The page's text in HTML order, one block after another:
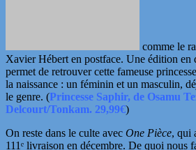
comme le
Xavier Hébert en postface. Une édition en
permet de retrouver cette fameuse
la naissance : un féminin et un masculin,
le genre. (Princesse Saphir, de Osamu
Delcourt/Tonkam. 29,99€)
On reste dans le culte avec One Pièce, qui
111ᵉ livraison en décembre. De quoi nous